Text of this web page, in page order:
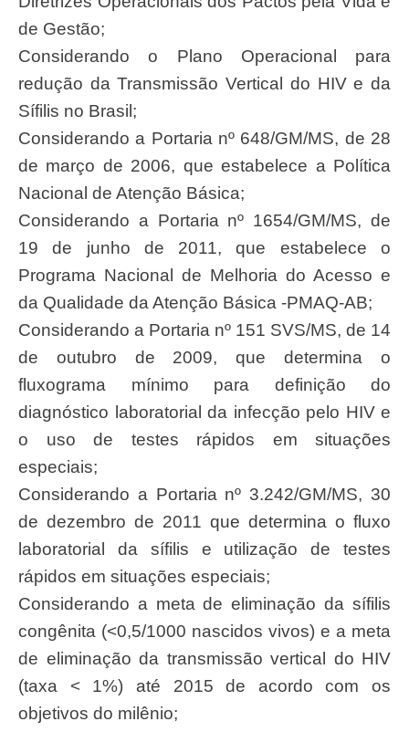
de Gestão;
Considerando o Plano Operacional para
redução da Transmissão Vertical do HIV e da
Sífilis no Brasil;
Considerando a Portaria nº 648/GM/MS, de 28
de março de 2006, que estabelece a Política
Nacional de Atenção Básica;
Considerando a Portaria nº 1654/GM/MS, de
19 de junho de 2011, que estabelece o
Programa Nacional de Melhoria do Acesso e
da Qualidade da Atenção Básica -PMAQ-AB;
Considerando a Portaria nº 151 SVS/MS, de 14
de outubro de 2009, que determina o
fluxograma mínimo para definição do
diagnóstico laboratorial da infecção pelo HIV e
o uso de testes rápidos em situações
especiais;
Considerando a Portaria nº 3.242/GM/MS, 30
de dezembro de 2011 que determina o fluxo
laboratorial da sífilis e utilização de testes
rápidos em situações especiais;
Considerando a meta de eliminação da sífilis
congênita (<0,5/1000 nascidos vivos) e a meta
de eliminação da transmissão vertical do HIV
(taxa < 1%) até 2015 de acordo com os
objetivos do milênio;